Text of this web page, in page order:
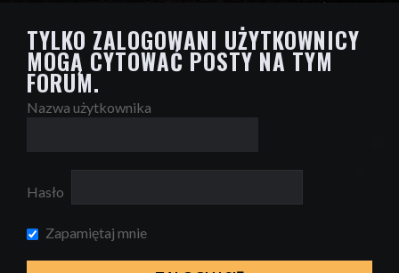
TYLKO ZALOGOWANI UŻYTKOWNICY
MOGĄ CYTOWAĆ POSTY NA TYM
FORUM.
Nazwa użytkownika
Hasło
Zapamiętaj mnie